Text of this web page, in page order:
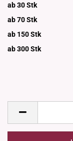
ab 30 Stk
ab 70 Stk
ab 150 Stk
ab 300Stk